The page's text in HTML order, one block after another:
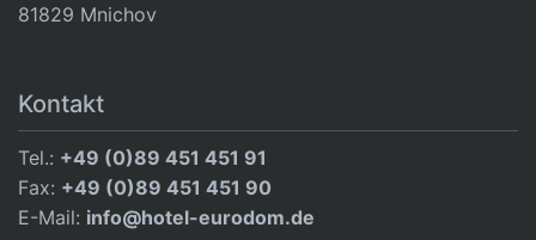
81829 Mnichov
Kontakt
Tel.: +49 (0)89 451 451 91
Fax: +49 (0)89 451 451 90
E-Mail: info@hotel-eurodom.de